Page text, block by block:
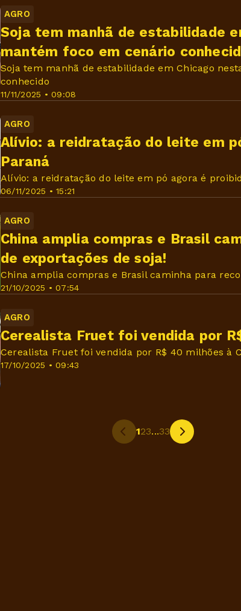
AGRO
11/11/2025 • 09:08
Soja tem manhã de estabilidade
mantém foco em cenário
Soja tem manhã de estabilidade em Chicago
conhecido
AGRO
06/11/2025 • 15:21
Alívio: a reidratação do leite em
Paraná
Alívio: a reidratação do leite em pó agora é
AGRO
21/10/2025 • 07:54
China amplia compras e Brasil
de exportações de soja!
China amplia compras e Brasil caminha para
AGRO
17/10/2025 • 09:43
Cerealista Fruet foi vendida por
Cerealista Fruet foi vendida por R$ 40 milhões à
123...33